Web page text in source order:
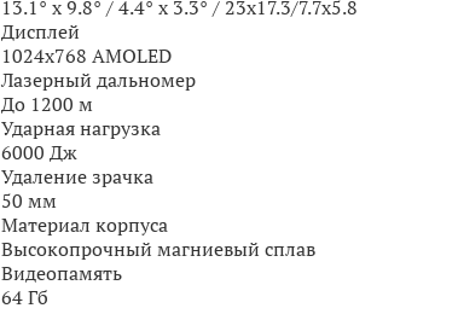
13.1° x 9.8° / 4.4° x 3.3° / 23x17.3/7.7x5.8
Дисплей
1024x768 AMOLED
Лазерный дальномер
До 1200 м
Ударная нагрузка
6000 Дж
Удаление зрачка
50 мм
Материал корпуса
Высокопрочный магниевый сплав
Видеопамять
64 Гб